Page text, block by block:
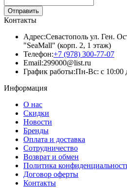
Отправить
Контакты
Адрес:Севастополь ул. Ген.
"SeaMall" (корп. 2, 1 этаж)
Телефон:+7 (978) 300-77-07
Email:299000@list.ru
График работы:Пн-Вс: с 10:00
Информация
О нас
Скидки
Новости
Бренды
Оплата и доставка
Сотрудничество
Возврат и обмен
Политика
Договор оферты
Контакты